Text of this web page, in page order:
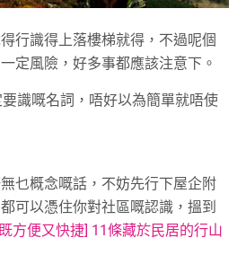
行識得上落樓梯就得，不過呢個
定風險，好多事都應該注意下。
識嘅名詞，唔好以為簡單就唔使
乜概念嘅話，不妨先行下屋企附
可以憑住你對社區嘅認識，搵到
方便又快捷] 11條藏於民居的行山